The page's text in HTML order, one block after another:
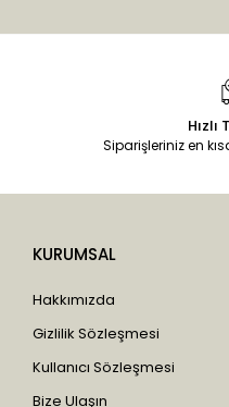
Siparişleriniz en
KURUMSAL
Hakkımızda
Gizlilik Sözleşmesi
Kullanıcı Sözleşmesi
Bize Ulaşın